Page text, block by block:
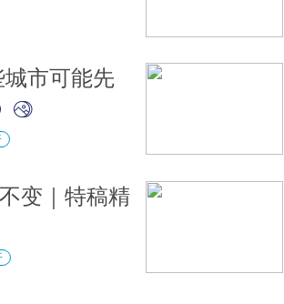
市可能先
变｜特稿精